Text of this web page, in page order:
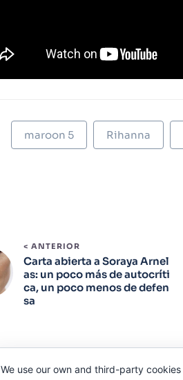
maroon 5 Rihanna
< ANTERIOR
Carta abierta a Soraya Arnel
as: un poco más de autocríti
ca, un poco menos de defen
sa
We use our own and third-party